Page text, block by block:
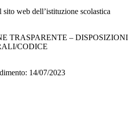
web dell’istituzione scolastica
TRASPARENTE – DISPOSIZIONI
CODICE
14/07/2023